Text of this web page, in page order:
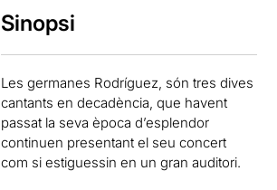
Sinopsi
Les germanes Rodríguez, són tres dives
cantants en decadència, que havent
passat la seva època d’esplendor
continuen presentant el seu concert
com si estiguessin en un gran auditori.